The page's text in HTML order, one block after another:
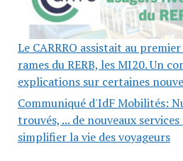
Le CARRRO assistait au
rames du RERB, les MI20. Un
explications sur certaines
Communiqué d'IdF Mobilités:
trouvés, ... de nouveaux
simplifier la vie des voyageurs